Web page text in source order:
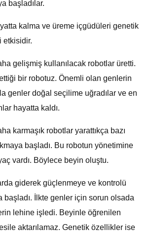
başladılar.
kalma ve üreme içgüdüleri genetik
etkisidir.
gelişmiş kullanılacak robotlar üretti.
bir robotuz. Önemli olan genlerin
genler doğal seçilime uğradılar ve en
hayatta kaldı.
karmaşık robotlar yarattıkça bazı
başladı. Bu robotun yönetimine
vardı. Böylece beyin oluştu.
giderek güçlenmeye ve kontrolü
başladı. İlkte genler için sorun olsada
lehine işledi. Beyinle öğrenilen
aktarılamaz. Genetik özellikler ise